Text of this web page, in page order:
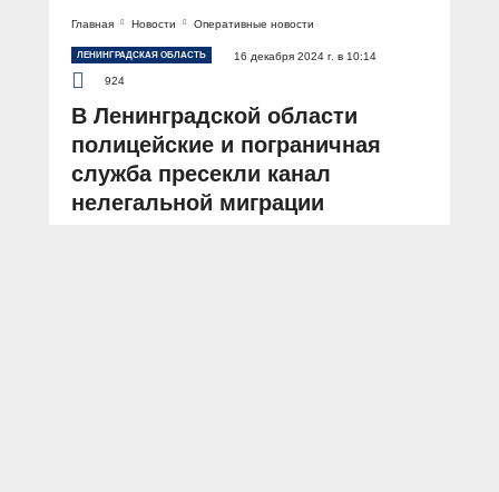
Главная Новости Оперативные новости
ЛЕНИНГРАДСКАЯ ОБЛАСТЬ
16 декабря 2024 г. в 10:14
924
В Ленинградской области
полицейские и пограничная
служба пресекли канал
нелегальной миграции